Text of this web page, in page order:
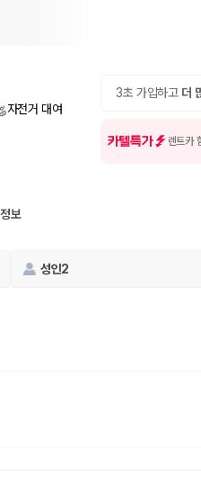
소 수수료를 함께 확인해야 실제
비교해 여행 스타일에 맞는 보장
의 이동 조건을 가격과 함께 비교
3초 가입하고 더
카텔특가 렌트카
자전거 대여
보
성인2